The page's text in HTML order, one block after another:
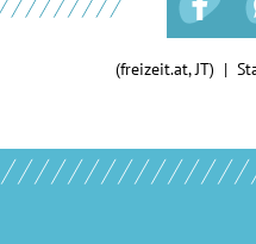
(freizeit.at, JT) |